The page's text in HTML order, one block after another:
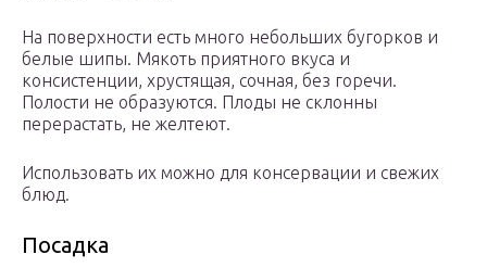
На поверхности есть много небольших бугорков и
белые шипы. Мякоть приятного вкуса и
консистенции, хрустящая, сочная, без горечи.
Полости не образуются. Плоды не склонны
перерастать, не желтеют.
Использовать их можно для консервации и свежих
блюд.
Посадка